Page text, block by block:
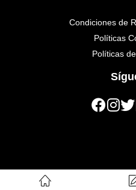
Condiciones de
Políticas
Políticas